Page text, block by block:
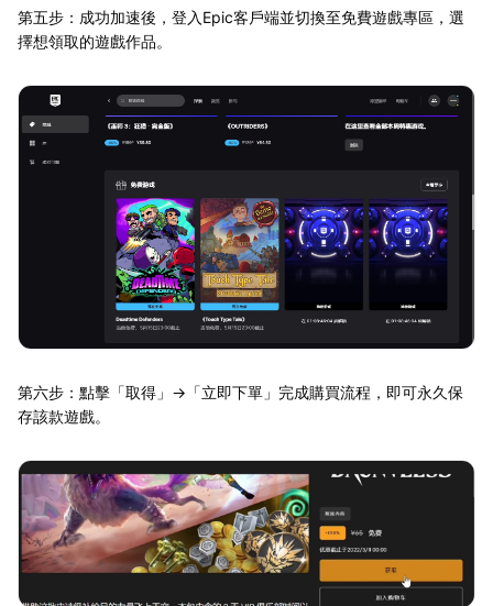
第五步：成功加速後，登入Epic客戶端並切換至免費遊戲專區，選
擇想領取的遊戲作品。
第六步：點擊「取得」→「立即下單」完成購買流程，即可永久保
存該款遊戲。